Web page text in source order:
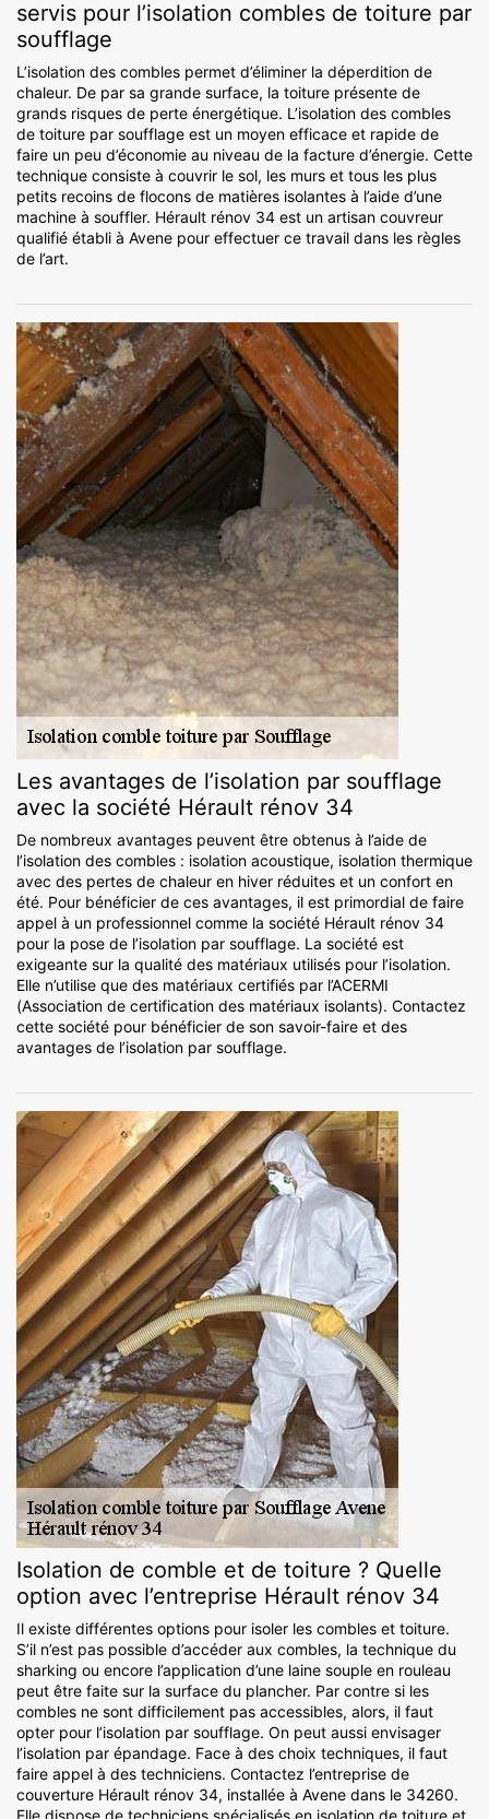
servis pour l’isolation combles de toiture par
soufflage
L’isolation des combles permet d’éliminer la déperdition de
chaleur. De par sa grande surface, la toiture présente de
grands risques de perte énergétique. L’isolation des combles
de toiture par soufflage est un moyen efficace et rapide de
faire un peu d’économie au niveau de la facture d’énergie. Cette
technique consiste à couvrir le sol, les murs et tous les plus
petits recoins de flocons de matières isolantes à l’aide d’une
machine à souffler. Hérault rénov 34 est un artisan couvreur
qualifié établi à Avene pour effectuer ce travail dans les règles
de l’art.
Les avantages de l’isolation par soufflage
avec la société Hérault rénov 34
De nombreux avantages peuvent être obtenus à l’aide de
l’isolation des combles : isolation acoustique, isolation thermique
avec des pertes de chaleur en hiver réduites et un confort en
été. Pour bénéficier de ces avantages, il est primordial de faire
appel à un professionnel comme la société Hérault rénov 34
pour la pose de l’isolation par soufflage. La société est
exigeante sur la qualité des matériaux utilisés pour l’isolation.
Elle n’utilise que des matériaux certifiés par l’ACERMI
(Association de certification des matériaux isolants). Contactez
cette société pour bénéficier de son savoir-faire et des
avantages de l’isolation par soufflage.
Isolation de comble et de toiture ? Quelle
option avec l’entreprise Hérault rénov 34
Il existe différentes options pour isoler les combles et toiture.
S’il n’est pas possible d’accéder aux combles, la technique du
sharking ou encore l’application d’une laine souple en rouleau
peut être faite sur la surface du plancher. Par contre si les
combles ne sont difficilement pas accessibles, alors, il faut
opter pour l’isolation par soufflage. On peut aussi envisager
l’isolation par épandage. Face à des choix techniques, il faut
faire appel à des techniciens. Contactez l’entreprise de
couverture Hérault rénov 34, installée à Avene dans le 34260.